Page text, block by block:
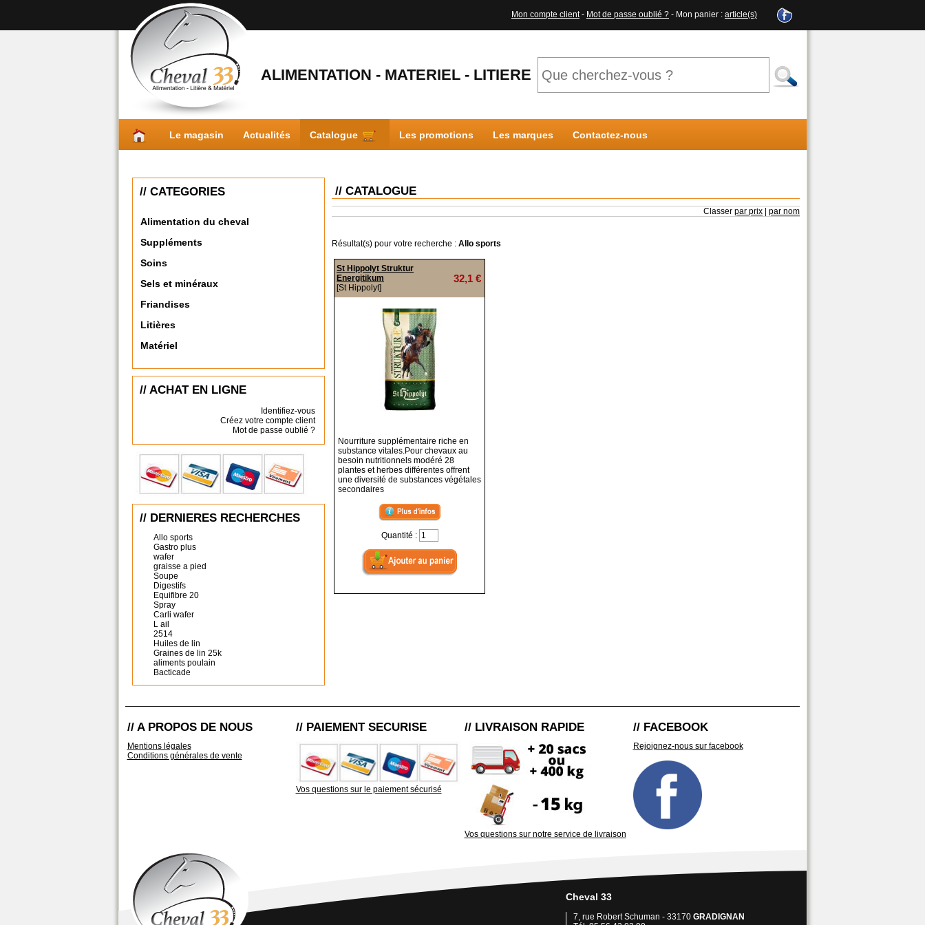
Mon compte client- Mot de passe oublié ? - Mon panier : article(s)
ALIMENTATION - MATERIEL - LITIERE
Le magasin Actualités Catalogue Les promotions Les marques Contactez-nous
// CATEGORIES
Alimentation du cheval
Suppléments
Soins
Sels et minéraux
Friandises
Litières
Matériel
// ACHAT EN LIGNE
Identifiez-vous
Créez votre compte client
Mot de passe oublié ?
// DERNIERES RECHERCHES
Allo sports
Gastro plus
wafer
graisse a pied
Soupe
Digestifs
Equifibre 20
Spray
Carli wafer
L ail
2514
Huiles de lin
Graines de lin 25k
aliments poulain
Bacticade
// CATALOGUE
Classer par prix par nom
Résultat(s) pour votre recherche : Allo sports
St Hippolyt Struktur
Energitikum
[St Hippolyt]
32,1 €
Nourriture supplémentaire riche en
substance vitales.Pour chevaux au
besoin nutritionnels modéré 28
plantes et herbes différentes offrent
une diversité de substances végétales
secondaires
Quantité :
// A PROPOS DE NOUS
Mentions légales
Conditions générales de vente
// PAIEMENT SECURISE
Vos questions sur le paiement sécurisé
// LIVRAISON RAPIDE
Vos questions sur notre service de livraison
// FACEBOOK
Rejoignez-nous sur facebook
Cheval 33
7, rue Robert Schuman - 33170 GRADIGNAN